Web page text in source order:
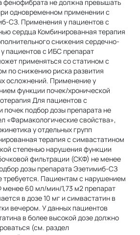
фенофибрата не должна превышать
одновременном применении с
СЗ. Применения у пациентов с
сердца Комбинированная терапия
снижения сердечно-
пациентов с ИБС препарат
применяться со статином с
по снижению риска развития
осложнений. Применение у
функции почек/хронической
Для пациентов с
подбор дозы препарата не
«Фармакологические свойства»,
у отдельных групп
терапия с симвастатином
степенью нарушения функции
фильтрации (СКФ) не менее
дозы препарата Эзетимиб-СЗ
требуется. Пациентам с нарушением
менее 60 мл/мин/1,73 м2 препарат
в дозе 10 мг и симвастатин в
вечером. У данных пациентов
в более высокой дозе должно
(см. раздел